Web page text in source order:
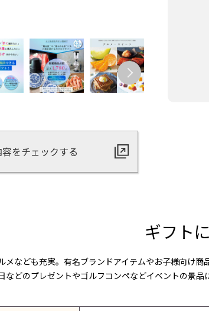
をチェックする
ギフト
メなども充実。有名ブランドアイテムやお子様向け
などのプレゼントやゴルフコンペなどイベントの景品